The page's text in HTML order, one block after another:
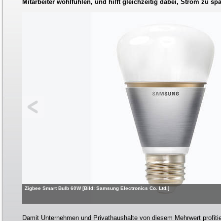
Mitarbeiter wohlfühlen, und hilft gleichzeitig dabei, Strom zu
Zigbee Smart Bulb 60W [Bild: Samsung Electronics Co. Ltd.]
Damit Unternehmen und Privathaushalte von diesem Mehrwert